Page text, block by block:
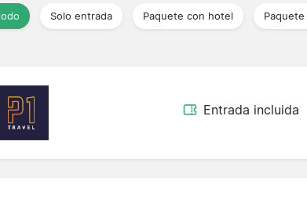
Solo entrada Paquete con hotel
Entrada incluida